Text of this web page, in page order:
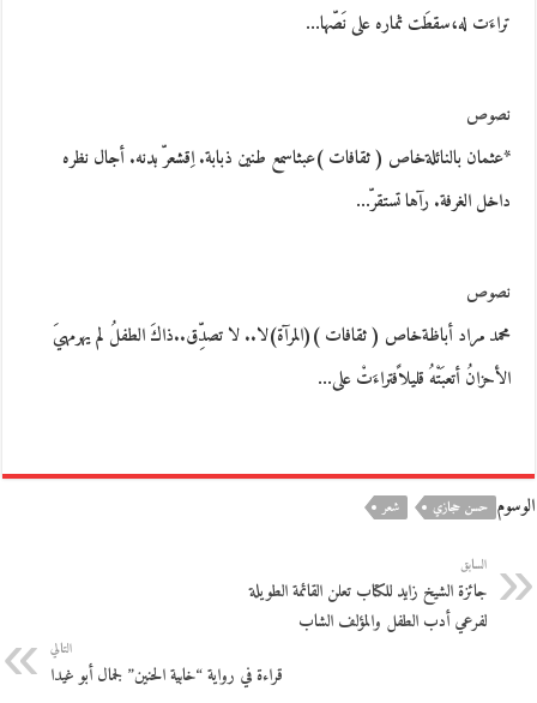
تراءَت له،سقطَت ثماره على نَصّها…
نصوص
*عثمان بالنائلةخاص ( ثقافات )عبثاسمع طنين ذبابة. اِقشعرّ بدنه. أجال نظره
داخل الغرفة. رآها تستقرّ…
نصوص
محمد مراد أباظةخاص ( ثقافات )(المرآة)لا.. لا تصدِّق..ذاكَ الطفلُ لم يهرمهيَ
الأحزانُ أتعبَتْهُ قليلاًفتراءَتْ على…
الوسوم حسن حجازي شعر
السابق
جائزة الشيخ زايد للكتاب تعلن القائمة الطويلة
لفرعي أدب الطفل والمؤلف الشاب
التالي
قراءة في رواية “خابية الحنين” لجمال أبو غيدا